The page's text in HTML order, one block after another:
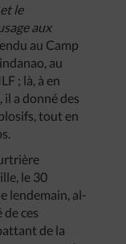
le
aux
au Camp
au
; là, à en
il a donné des
tout en
le 30
lendemain, al-
ces
de la